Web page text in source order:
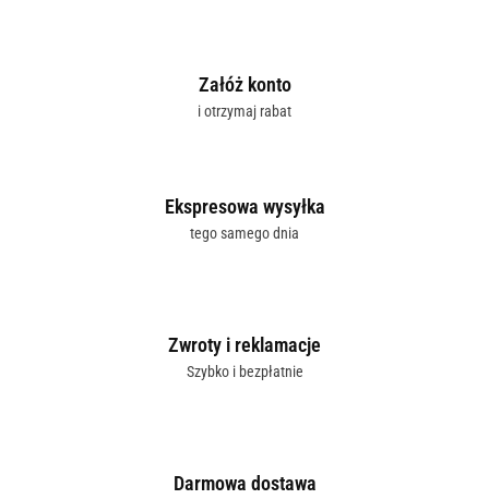
Załóż konto
i otrzymaj rabat
Ekspresowa wysyłka
tego samego dnia
Zwroty i reklamacje
Szybko i bezpłatnie
Darmowa dostawa